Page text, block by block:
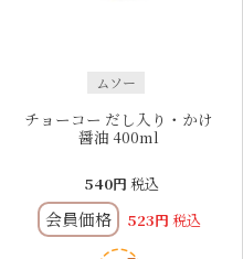
ムソー
チョーコー だし入り・かけ
醤油 400ml
540 税込
会員価格 523 税込